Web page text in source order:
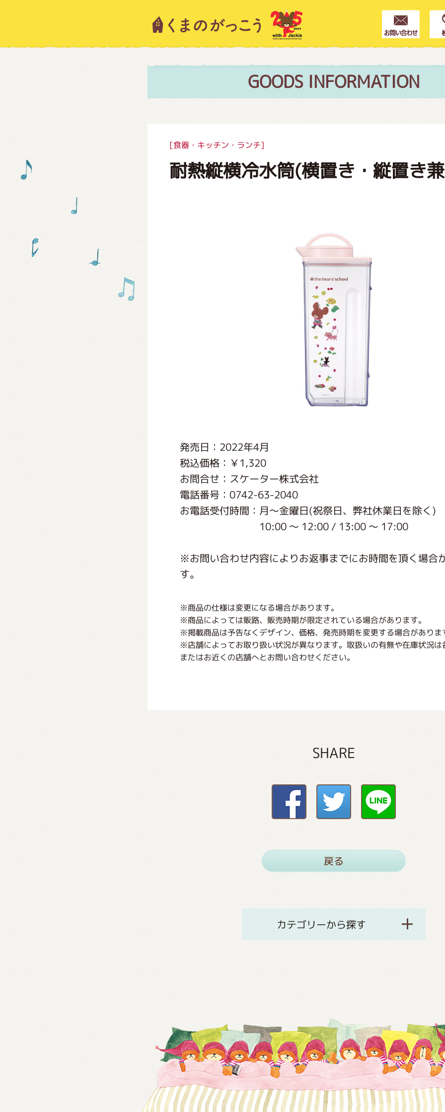
GOODS INFORMATION
[食器・キッチン・ランチ]
耐熱縦横冷水筒(横置き・縦置き
発売日：2022年4月
税込価格：￥1,320
お問合せ：スケーター株式会社
電話番号：0742-63-2040
お電話受付時間：月〜金曜日(祝祭日、弊社休業日を除く)
10:00 〜 12:00 / 13:00 〜 17:00
※お問い合わせ内容によりお返事までにお時間を頂く場合
す。
※商品の仕様は変更になる場合があります。
※商品によっては販路、販売時期が限定されている場合があります。
※掲載商品は予告なくデザイン、価格、発売時期を変更する場合がありま
※店舗によってお取り扱い状況が異なります。取扱いの有無や在庫状況は
またはお近くの店舗へとお問い合わせください。
SHARE
戻る
カテゴリーから探す
キャラクター紹介
絵本・作家紹介
グッズインフォメーション
ミュージカル・コンサート
おたのしみコンテンツ(クイズ・AR・診断・占
くまのがっこう しょくいんしつ
くまのがっこう 家庭科部